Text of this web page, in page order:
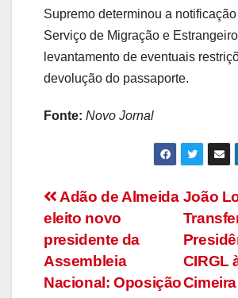
Supremo determinou a
Serviço de Migração e
levantamento de eventuais
devolução do passaporte.
Fonte: Novo Jornal
Navegação
de
artigos
João
CIRGL
Adão de Almeida
eleito novo
presidente da
Assembleia
Nacional: Oposição